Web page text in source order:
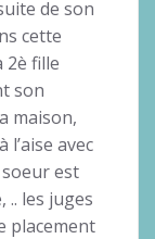
de son
cette
2è fille
son
maison,
l’aise avec
est
.. les juges
placement